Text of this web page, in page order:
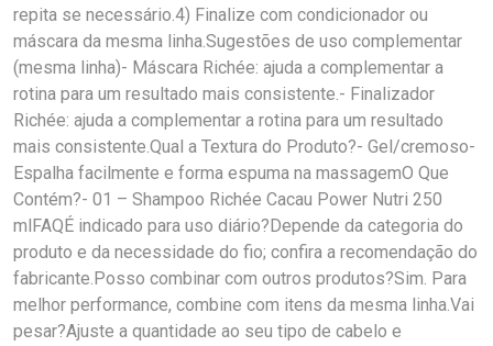
repita se necessário.4) Finalize com condicionador ou
máscara da mesma linha.Sugestões de uso complementar
(mesma linha)- Máscara Richée: ajuda a complementar a
rotina para um resultado mais consistente.- Finalizador
Richée: ajuda a complementar a rotina para um resultado
mais consistente.Qual a Textura do Produto?- Gel/cremoso-
Espalha facilmente e forma espuma na massagemO Que
Contém?- 01 – Shampoo Richée Cacau Power Nutri 250
mlFAQÉ indicado para uso diário?Depende da categoria do
produto e da necessidade do fio; confira a recomendação do
fabricante.Posso combinar com outros produtos?Sim. Para
melhor performance, combine com itens da mesma linha.Vai
pesar?Ajuste a quantidade ao seu tipo de cabelo e